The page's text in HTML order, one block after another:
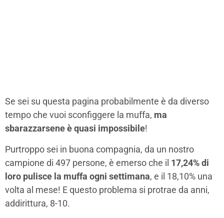
Se sei su questa pagina probabilmente è da diverso
tempo che vuoi sconfiggere la muffa, ma
sbarazzarsene è quasi impossibile!
Purtroppo sei in buona compagnia, da un nostro
campione di 497 persone, è emerso che il 17,24% di
loro pulisce la muffa ogni settimana, e il 18,10% una
volta al mese! E questo problema si protrae da anni,
addirittura, 8-10.